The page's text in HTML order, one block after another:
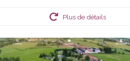
Plus de détails